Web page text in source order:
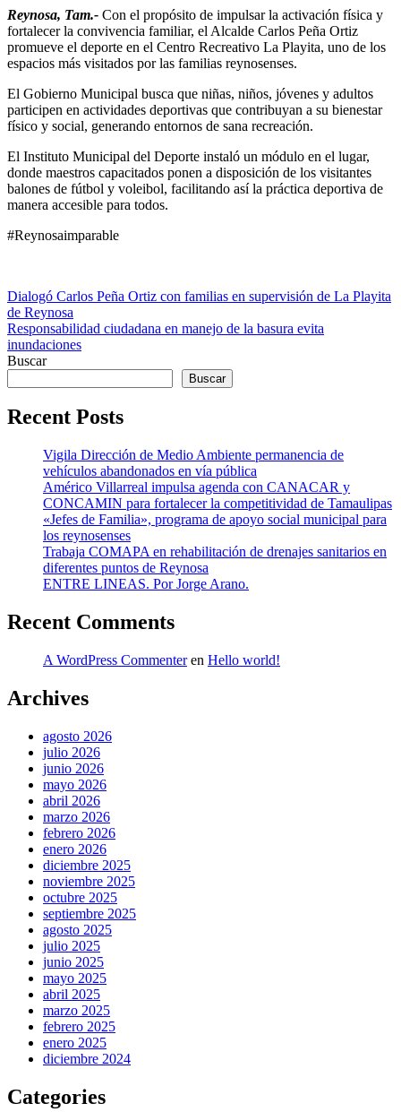
Reynosa, Tam.- Con el propósito de impulsar la activación física y
fortalecer la convivencia familiar, el Alcalde Carlos Peña Ortiz
promueve el deporte en el Centro Recreativo La Playita, uno de los
espacios más visitados por las familias reynosenses.
El Gobierno Municipal busca que niñas, niños, jóvenes y adultos
participen en actividades deportivas que contribuyan a su bienestar
físico y social, generando entornos de sana recreación.
El Instituto Municipal del Deporte instaló un módulo en el lugar,
donde maestros capacitados ponen a disposición de los visitantes
balones de fútbol y voleibol, facilitando así la práctica deportiva de
manera accesible para todos.
#Reynosaimparable
Navegación
de
entradas
Dialogó Carlos Peña Ortiz con familias en supervisión de La Playita
de Reynosa
Responsabilidad ciudadana en manejo de la basura evita
inundaciones
Buscar
Buscar
Recent Posts
Vigila Dirección de Medio Ambiente permanencia de
vehículos abandonados en vía pública
Américo Villarreal impulsa agenda con CANACAR y
CONCAMIN para fortalecer la competitividad de Tamaulipas
«Jefes de Familia», programa de apoyo social municipal para
los reynosenses
Trabaja COMAPA en rehabilitación de drenajes sanitarios en
diferentes puntos de Reynosa
ENTRE LINEAS. Por Jorge Arano.
Recent Comments
A WordPress Commenteren Hello world!
Archives
agosto 2026
julio 2026
junio 2026
mayo 2026
abril 2026
marzo 2026
febrero 2026
enero 2026
diciembre 2025
noviembre 2025
octubre 2025
septiembre 2025
agosto 2025
julio 2025
junio 2025
mayo 2025
abril 2025
marzo 2025
febrero 2025
enero 2025
diciembre 2024
Categories